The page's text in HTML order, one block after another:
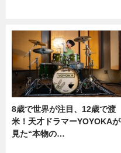
8歳で世界が注目、12歳で渡
米！天才ドラマーYOYOKAが
見た“本物の…